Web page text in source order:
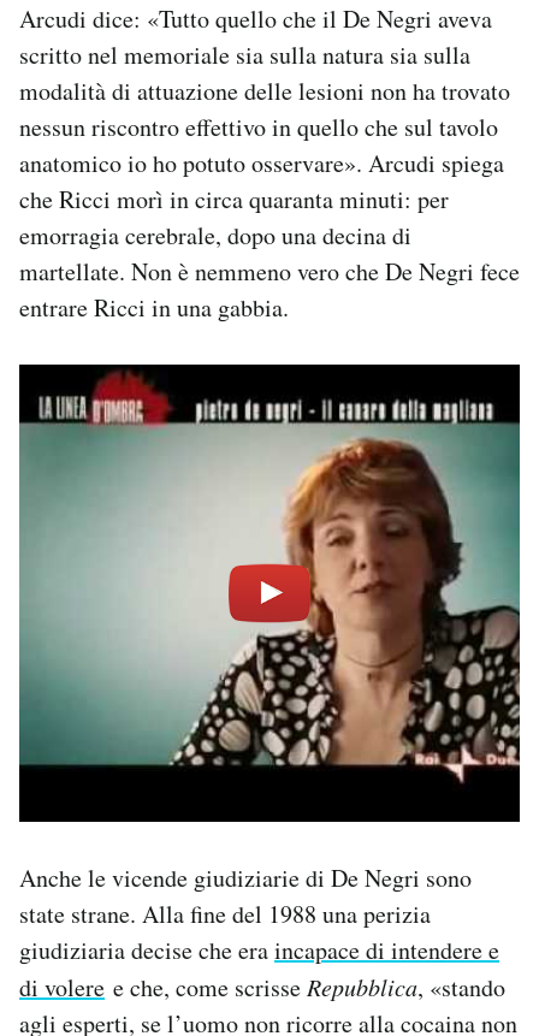
Arcudi dice: «Tutto quello che il De Negri aveva
scritto nel memoriale sia sulla natura sia sulla
modalità di attuazione delle lesioni non ha trovato
nessun riscontro effettivo in quello che sul tavolo
anatomico io ho potuto osservare». Arcudi spiega
che Ricci morì in circa quaranta minuti: per
emorragia cerebrale, dopo una decina di
martellate. Non è nemmeno vero che De Negri fece
entrare Ricci in una gabbia.
Anche le vicende giudiziarie di De Negri sono
state strane. Alla fine del 1988 una perizia
giudiziaria decise che eraincapace di intendere e
di volere e che, come scrisse Repubblica, «stando
agli esperti, se l’uomo non ricorre alla cocaina non